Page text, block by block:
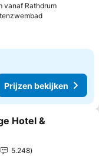
vanaf Rathdrum
Prijzen
Prijzen bekijken
aan favorieten
Hotel &
5.248